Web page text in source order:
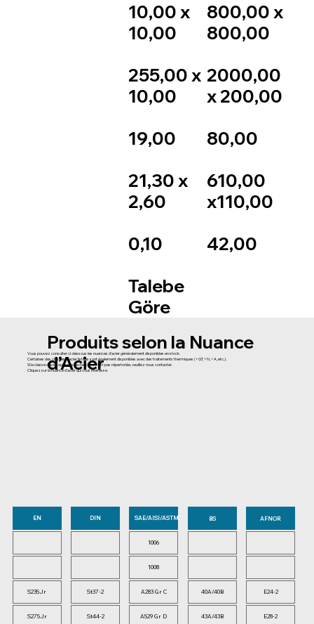
10,00 x
10,00
255,00 x
10,00
19,00
21,30 x
2,60
0,10
Talebe
Göre
800,00 x
800,00
2000,00
x 200,00
80,00
610,00
x110,00
42,00
Produits selon la Nuance
d’Acier
Vous pouvez consulter ci-dessous les nuances d’acier généralement disponibles en stock.
Certaines des classes d’acier listées sont également disponibles avec des traitements thermiques (+QT, +N, +A, etc.).
Si la classe d’acier que vous recherchez n’est pas répertoriée, veuillez nous contacter.
Cliquez sur la nuance d’acier qui vous intéresse.
EN
S235Jr
S275Jr
DIN
St37-2
St44-2
SAE/AISI/ASTM
1006
1008
A283 Gr C
A529 Gr D
BS
40A/40B
43A/43B
AFNOR
E24-2
E28-2